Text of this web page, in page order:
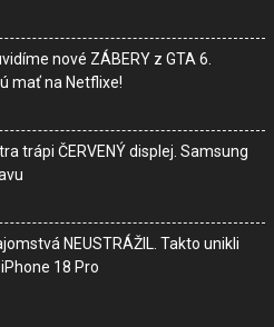
nové ZÁBERY z GTA 6.
mať na Netflixe!
trápi ČERVENÝ displej. Samsung
NEUSTRÁŽIL. Takto unikli
18 Pro